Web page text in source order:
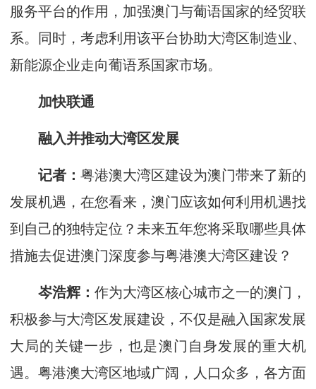
服务平台的作用，加强澳门与葡语国家的经贸联
系。同时，考虑利用该平台协助大湾区制造业、
新能源企业走向葡语系国家市场。
加快联通
融入并推动大湾区发展
记者： 粤港澳大湾区建设为澳门带来了新的
发展机遇，在您看来，澳门应该如何利用机遇找
到自己的独特定位？未来五年您将采取哪些具体
措施去促进澳门深度参与粤港澳大湾区建设？
岑浩辉： 作为大湾区核心城市之一的澳门，
积极参与大湾区发展建设，不仅是融入国家发展
大局的关键一步，也是澳门自身发展的重大机
遇。粤港澳大湾区地域广阔，人口众多，各方面